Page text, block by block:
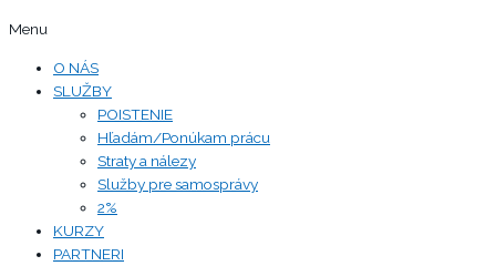
Menu
O NÁS
SLUŽBY
POISTENIE
Hľadám/Ponúkam prácu
Straty a nálezy
Služby pre samosprávy
2%
KURZY
PARTNERI